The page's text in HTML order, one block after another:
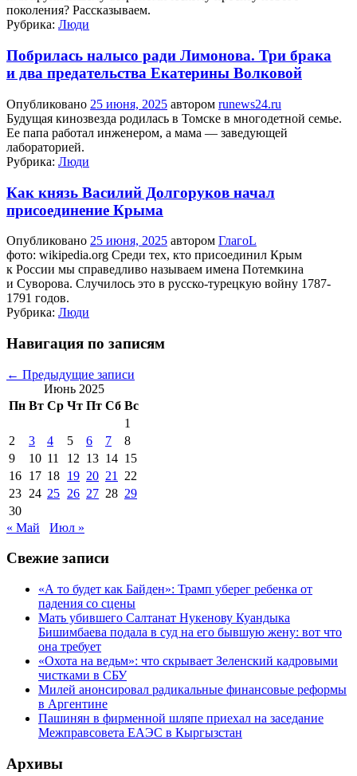
поколения? Рассказываем.
Рубрика: Люди
Побрилась налысо ради Лимонова. Три брака
и два предательства Екатерины Волковой
Опубликовано 25 июня, 2025 автором runews24.ru
Будущая кинозвезда родилась в Томске в многодетной семье.
Ее папа работал инженером, а мама — заведующей
лабораторией.
Рубрика: Люди
Как князь Василий Долгоруков начал
присоединение Крыма
Опубликовано 25 июня, 2025 автором ГлагоL
фото: wikipedia.org Среди тех, кто присоединил Крым
к России мы справедливо называем имена Потемкина
и Суворова. Случилось это в русско-турецкую войну 1787-
1791 годов.
Рубрика: Люди
Навигация по записям
← Предыдущие записи
Июнь 2025
Пн Вт Ср Чт Пт Сб Вс
1
2
3 4 5 6 7
8
9
10 11 12 13 14 15
16 17 18 19 20 21
22
23 24 25 26 27 28 29
30
« Май
Июл »
Свежие записи
«А то будет как Байден»: Трамп уберег ребенка от
падения со сцены
Мать убившего Салтанат Нукенову Куандыка
Бишимбаева подала в суд на его бывшую жену: вот что
она требует
«Охота на ведьм»: что скрывает Зеленский кадровыми
чистками в СБУ
Милей анонсировал радикальные финансовые реформы
в Аргентине
Пашинян в фирменной шляпе приехал на заседание
Межправсовета ЕАЭС в Кыргызстан
Архивы